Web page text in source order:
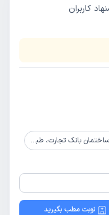
کاربران
بانک تجارت، طبقه اول
نوبت مطب بگیرید